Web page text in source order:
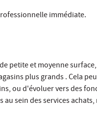
immédiate.
petite et moyenne
plus grands . Cela
ou d'évoluer vers des
sein des services